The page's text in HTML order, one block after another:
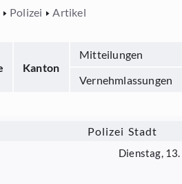
Polizei Artikel
Kanton
Mitteilungen
Vernehmlassungen
Polizei Stadt
Dienstag,